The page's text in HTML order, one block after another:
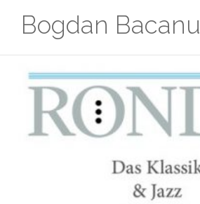
Inhalt
springen
Bogdan Bacanu